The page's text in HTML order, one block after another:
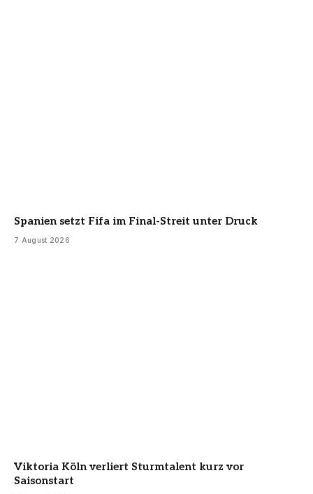
Spanien setzt Fifa im Final-Streit unter Druck
7 August 2026
Viktoria Köln verliert Sturmtalent kurz vor
Saisonstart